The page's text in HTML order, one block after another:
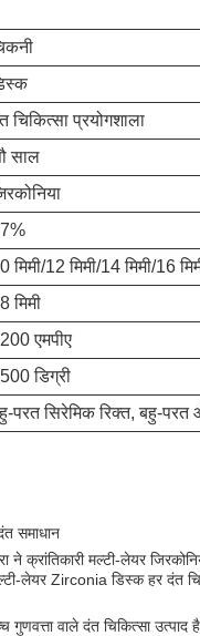
चिकित्सा प्रयोगशाला
साल
मिमी/12 मिमी/14 मिमी/16
मिमी
एमपीए
डिग्री
परत सिरेमिक रिक्त, बहु-
समाधान
ने क्रांतिकारी मल्टी-लेयर
लेयर Zirconia डिस्क हर दंत
वाले दंत चिकित्सा